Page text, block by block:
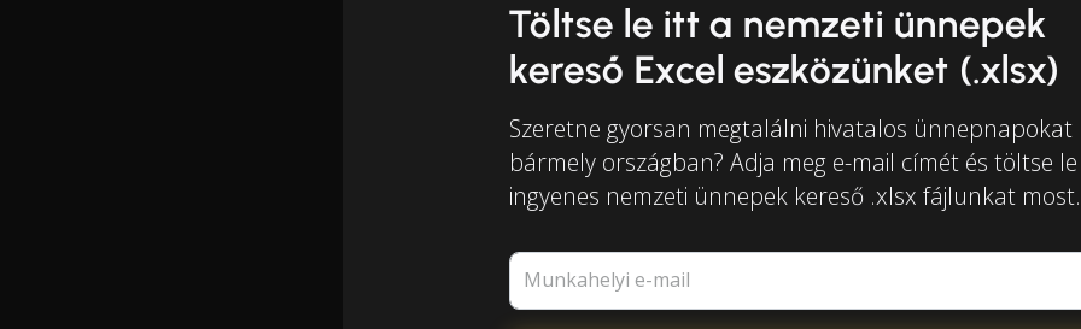
Töltse le itt a nemzeti ünnepek
kereső Excel eszközünket (.xlsx)
Szeretne gyorsan megtalálni hivatalos ünnepnapokat
bármely országban? Adja meg e-mail címét és töltse le
ingyenes nemzeti ünnepek kereső .xlsx fájlunkat most.
Munkahelyi e-mail